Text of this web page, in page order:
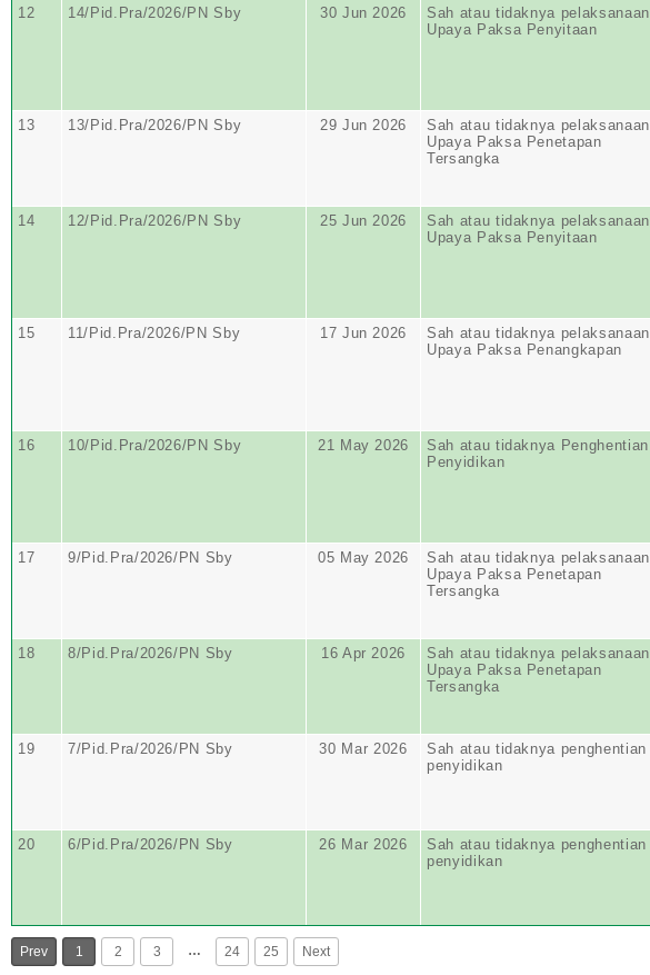
12 14/Pid.Pra/2026/PN Sby 30 Jun 2026
Sah atau tidaknya pelaksanaan
Upaya Paksa Penyitaan
13 13/Pid.Pra/2026/PN Sby 29 Jun 2026
Sah atau tidaknya pelaksanaan
Upaya Paksa Penetapan
Tersangka
14 12/Pid.Pra/2026/PN Sby 25 Jun 2026
Sah atau tidaknya pelaksanaan
Upaya Paksa Penyitaan
15 11/Pid.Pra/2026/PN Sby 17 Jun 2026
Sah atau tidaknya pelaksanaan
Upaya Paksa Penangkapan
16 10/Pid.Pra/2026/PN Sby 21 May 2026
Sah atau tidaknya Penghentian
Penyidikan
17 9/Pid.Pra/2026/PN Sby 05 May 2026
Sah atau tidaknya pelaksanaan
Upaya Paksa Penetapan
Tersangka
18 8/Pid.Pra/2026/PN Sby 16 Apr 2026
Sah atau tidaknya pelaksanaan
Upaya Paksa Penetapan
Tersangka
19 7/Pid.Pra/2026/PN Sby 30 Mar 2026
Sah atau tidaknya penghentian
penyidikan
20 6/Pid.Pra/2026/PN Sby 26 Mar 2026
Sah atau tidaknya penghentian
penyidikan
Prev 1 2 3 … 24 25 Next